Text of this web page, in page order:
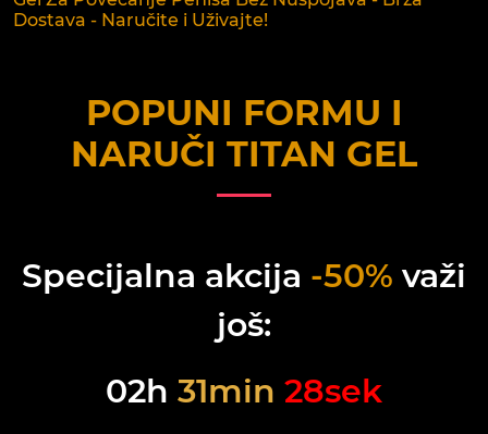
Dostava - Naručite i Uživajte!
POPUNI FORMU I
NARUČI TITAN GEL
Specijalna akcija -50% važi
još:
02h 31min 28sek